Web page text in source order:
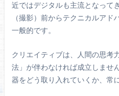
近ではデジタルも主流となって
（撮影）前からテクニカルアド
一般的です。
クリエイティブは、人間の思考
法」が伴わなければ成立しませ
器をどう取り入れていくか、常